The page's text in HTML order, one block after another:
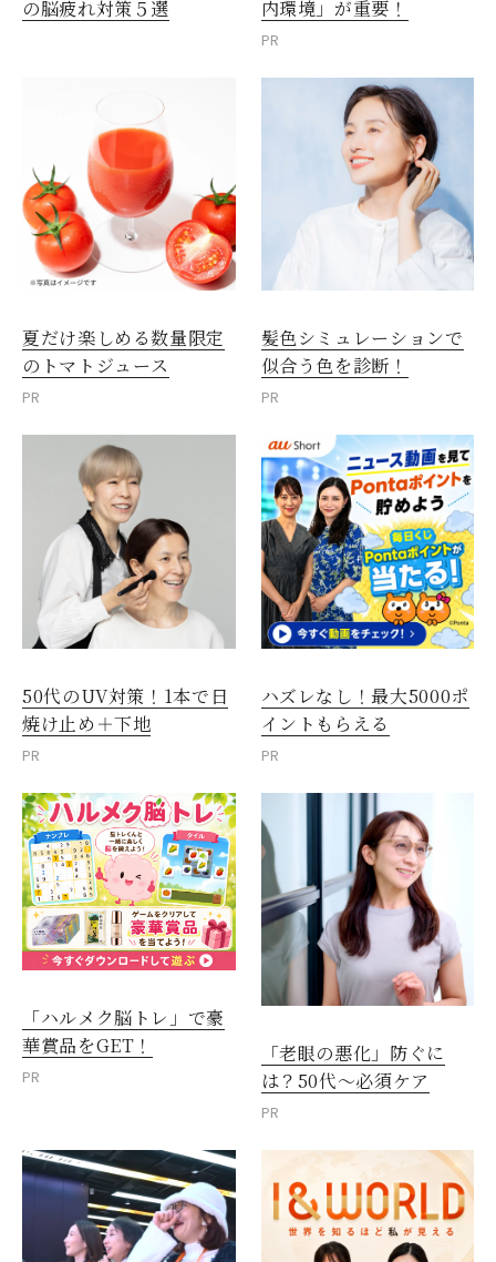
の脳疲れ対策５選 内環境」が重要！
PR
夏だけ楽しめる数量限定
のトマトジュース
PR
髪色シミュレーションで
似合う色を診断！
PR
50代のUV対策！1本で日
焼け止め＋下地
PR
ハズレなし！最大5000ポ
イントもらえる
PR
「ハルメク脳トレ」で豪
華賞品をGET！
PR
「老眼の悪化」防ぐに
は？50代～必須ケア
PR